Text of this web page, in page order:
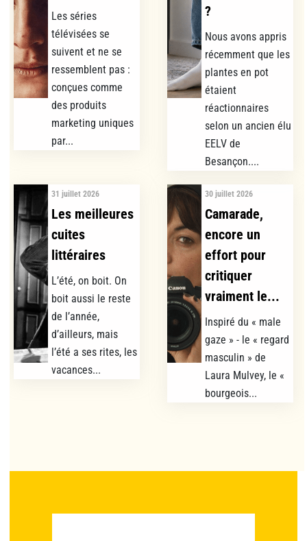
Les séries
télévisées se
suivent et ne se
ressemblent pas :
conçues comme
des produits
marketing uniques
par...
?
Nous avons appris
récemment que les
plantes en pot
étaient
réactionnaires
selon un ancien élu
EELV de
Besançon....
31 juillet 2026
Les meilleures
cuites
littéraires
L’été, on boit. On
boit aussi le reste
de l’année,
d’ailleurs, mais
l’été a ses rites, les
vacances...
30 juillet 2026
Camarade,
encore un
effort pour
critiquer
vraiment le...
Inspiré du « male
gaze » - le « regard
masculin » de
Laura Mulvey, le «
bourgeois...